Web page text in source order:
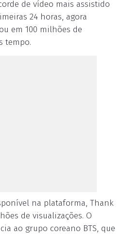
de vídeo mais assistido
24 horas, agora
em 100 milhões de
tempo.
na plataforma, Thank
de visualizações. O
ao grupo coreano BTS, que